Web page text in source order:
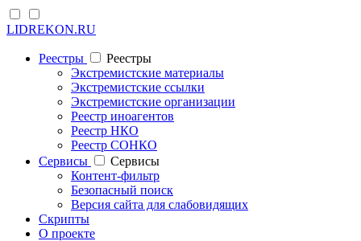
LIDREKON.RU
Реестры
Реестры
Экстремистские материалы
Экстремистские ссылки
Экстремистские организации
Реестр иноагентов
Реестр НКО
Реестр СОНКО
Cервисы
Cервисы
Контент-фильтр
Безопасный поиск
Версия сайта для слабовидящих
Скрипты
О проекте